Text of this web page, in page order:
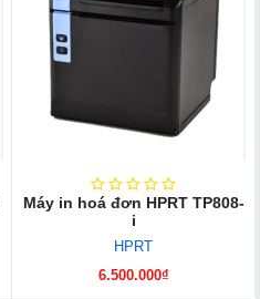
Máy in hoá đơn HPRT TP808-
i
HPRT
6.500.000₫